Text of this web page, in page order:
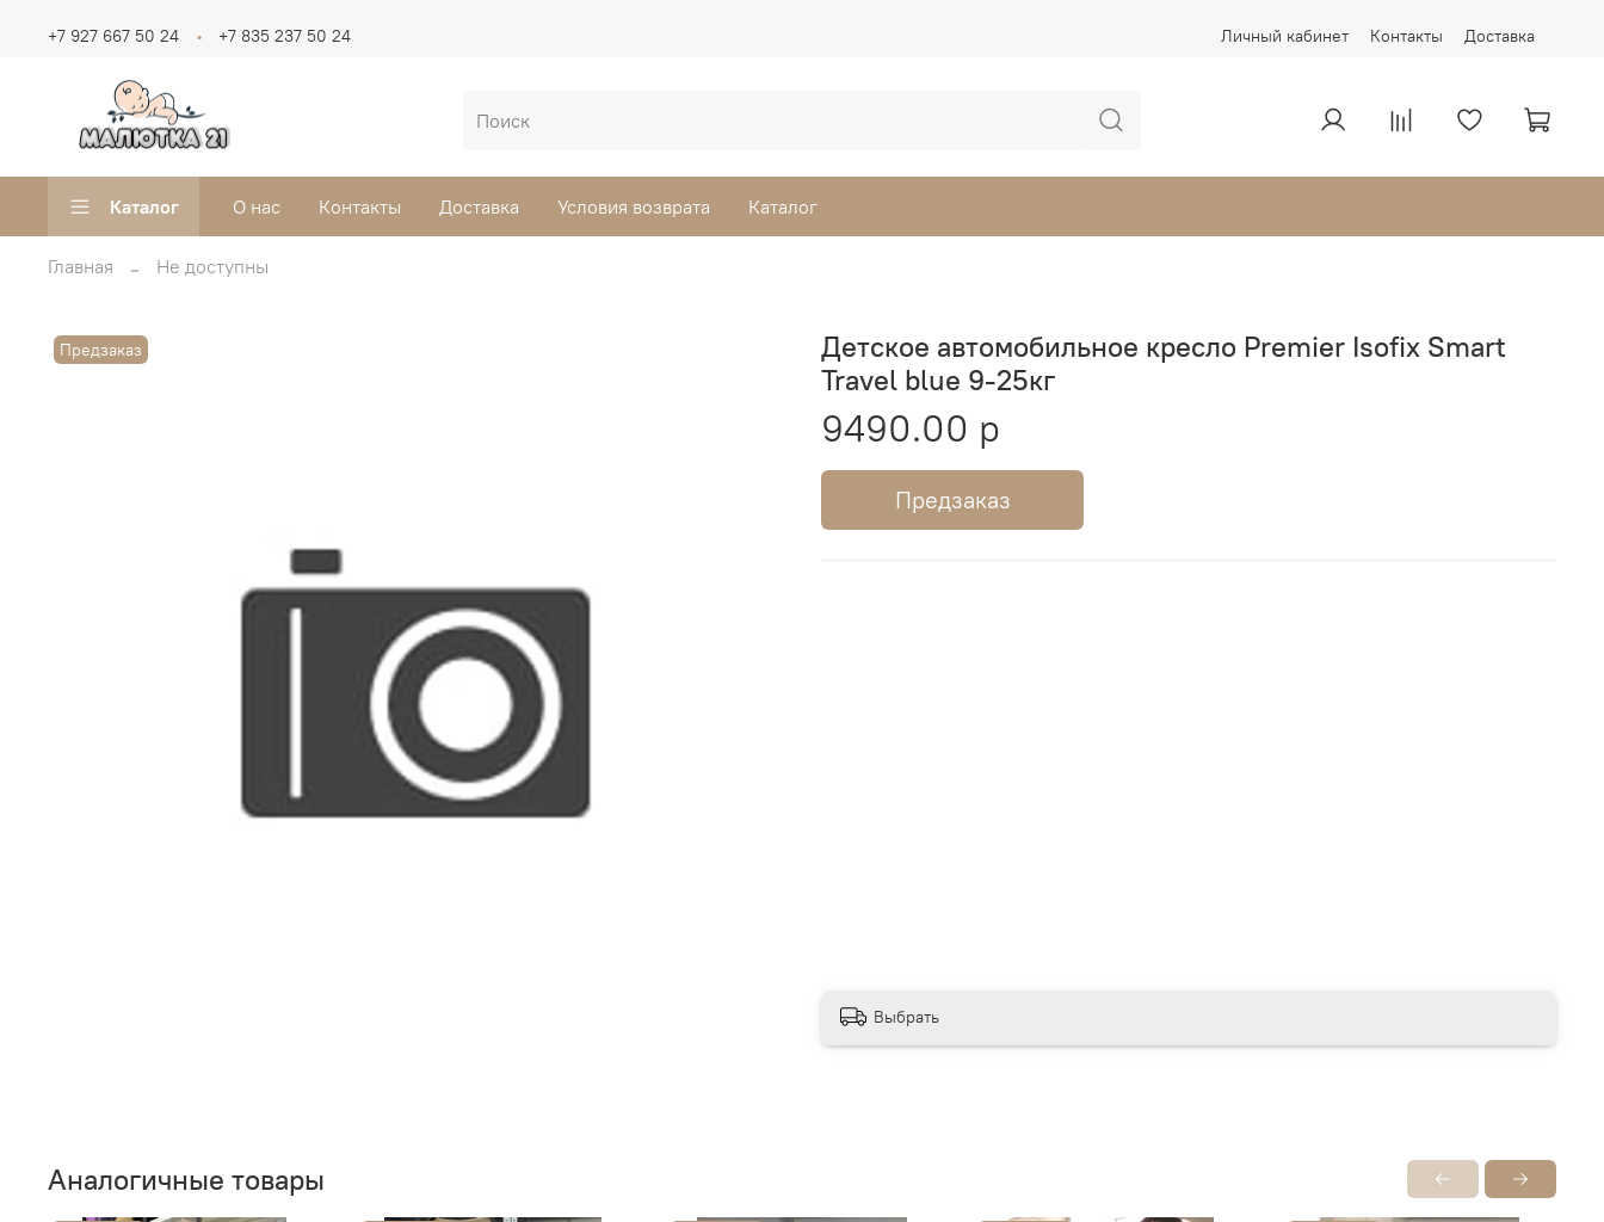
Личный кабинет Контакты Доставка
+7 927 667 50 24 +7 835 237 50 24
Каталог О нас Контакты Доставка Условия возврата Каталог
Главная Не доступны
Предзаказ
Детское автомобильное кресло Premier Isofix Smart
Travel blue 9-25кг
9490.00 р
Предзаказ
Выбрать
Аналогичные товары